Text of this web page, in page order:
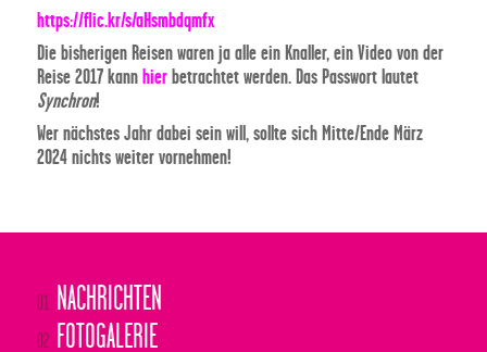
https://flic.kr/s/aHsmbdqmfx
Die bisherigen Reisen waren ja alle ein Knaller, ein Video von der
Reise 2017 kann hierbetrachtet werden. Das Passwort lautet
Synchron!
Wer nächstes Jahr dabei sein will, sollte sich Mitte/Ende März
2024 nichts weiter vornehmen!
01 NACHRICHTEN
02 FOTOGALERIE